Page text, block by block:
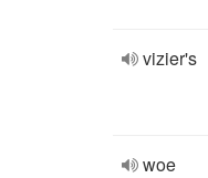
vizier's
woe